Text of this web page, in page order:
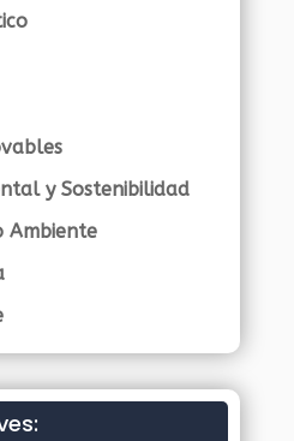
y Sostenibilidad
Ambiente